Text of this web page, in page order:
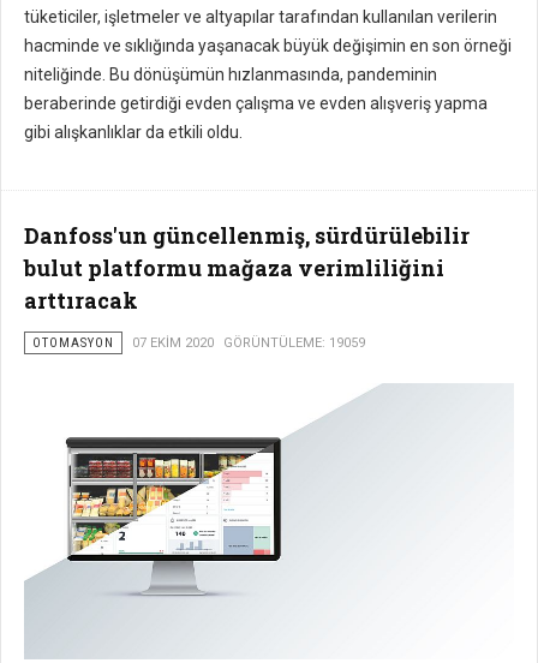
tüketiciler, işletmeler ve altyapılar tarafından kullanılan verilerin
hacminde ve sıklığında yaşanacak büyük değişimin en son örneği
niteliğinde. Bu dönüşümün hızlanmasında, pandeminin
beraberinde getirdiği evden çalışma ve evden alışveriş yapma
gibi alışkanlıklar da etkili oldu.
Danfoss'un güncellenmiş, sürdürülebilir
bulut platformu mağaza verimliliğini
arttıracak
OTOMASYON 07 EKIM 2020 GÖRÜNTÜLEME: 19059